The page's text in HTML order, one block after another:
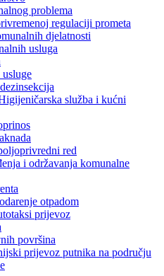
problema
regulaciji prometa
djelatnosti
usluga
služba i kućni
red
i održavanja komunalne
otpadom
prijevoz
površina
prijevoz putnika na području